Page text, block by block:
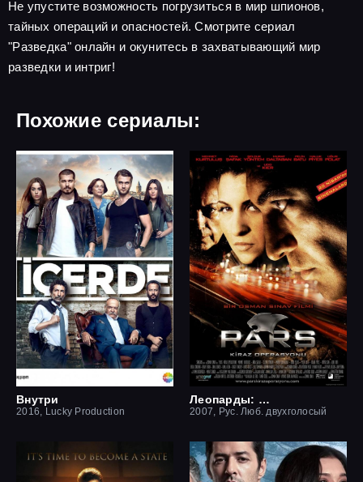
Не упустите возможность погрузиться в мир шпионов,
тайных операций и опасностей. Смотрите сериал
"Разведка" онлайн и окунитесь в захватывающий мир
разведки и интриг!
Похожие сериалы:
Внутри
2016, Lucky Production
Леопарды: Операция вишня
2007, Рус. Люб. двухголосый